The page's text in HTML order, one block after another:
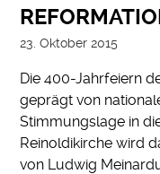
23. Oktober 2015
Die 400-Jahrfeiern
geprägt von
Stimmungslage in
Reinoldikirche wird
von Ludwig